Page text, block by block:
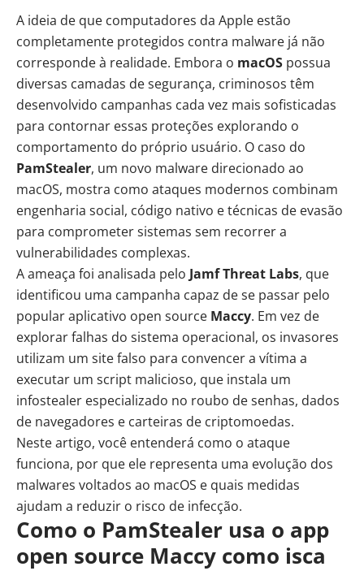
A ideia de que computadores da Apple estão
completamente protegidos contra malware já não
corresponde à realidade. Embora o macOS possua
diversas camadas de segurança, criminosos têm
desenvolvido campanhas cada vez mais sofisticadas
para contornar essas proteções explorando o
comportamento do próprio usuário. O caso do
PamStealer, um novo malware direcionado ao
macOS, mostra como ataques modernos combinam
engenharia social, código nativo e técnicas de evasão
para comprometer sistemas sem recorrer a
vulnerabilidades complexas.
A ameaça foi analisada pelo Jamf Threat Labs, que
identificou uma campanha capaz de se passar pelo
popular aplicativo open source Maccy. Em vez de
explorar falhas do sistema operacional, os invasores
utilizam um site falso para convencer a vítima a
executar um script malicioso, que instala um
infostealer especializado no roubo de senhas, dados
de navegadores e carteiras de criptomoedas.
Neste artigo, você entenderá como o ataque
funciona, por que ele representa uma evolução dos
malwares voltados ao macOS e quais medidas
ajudam a reduzir o risco de infecção.
Como o PamStealer usa o app
open source Maccy como isca